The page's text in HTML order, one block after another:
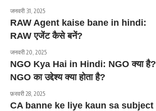
जनवरी 31, 2025
RAW Agent kaise bane in hindi:
RAW एजेंट कैसे बनें?
जनवरी 20, 2025
NGO Kya Hai in Hindi: NGO क्या है?
NGO का उद्देश्य क्या होता है?
फ़रवरी 28, 2025
CA banne ke liye kaun sa subject